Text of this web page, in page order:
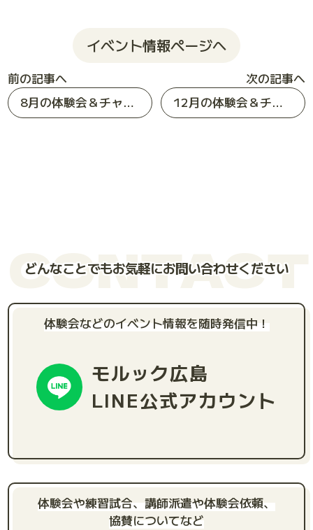
イベント情報ページへ
前の記事へ
8月の体験会＆チャレンジゲームのお知らせ
次の記事へ
12月の体験会＆チャレンジゲームのお知らせ
CONTACT
どんなことでもお気軽にお問い合わせください
体験会などのイベント情報を随時発信中！
モルック広島
LINE公式アカウント
体験会や練習試合、講師派遣や体験会依頼、
協賛についてなど